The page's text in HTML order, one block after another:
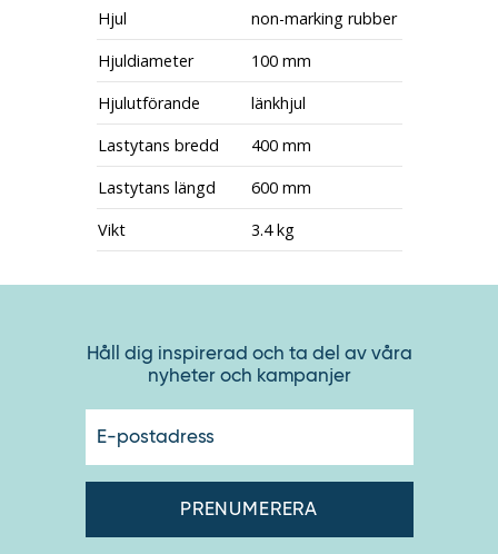
Hjul
non-marking rubber
Hjuldiameter
100 mm
Hjulutförande
länkhjul
Lastytans bredd
400 mm
Lastytans längd
600 mm
Vikt
3.4 kg
Håll dig inspirerad och ta del av våra
nyheter och kampanjer